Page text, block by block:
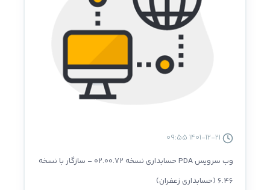
وب سرویس PDA حسابداری نسخه 02.00.72 - سازگار با نسخه
6.46 (حسابداری زعفران)